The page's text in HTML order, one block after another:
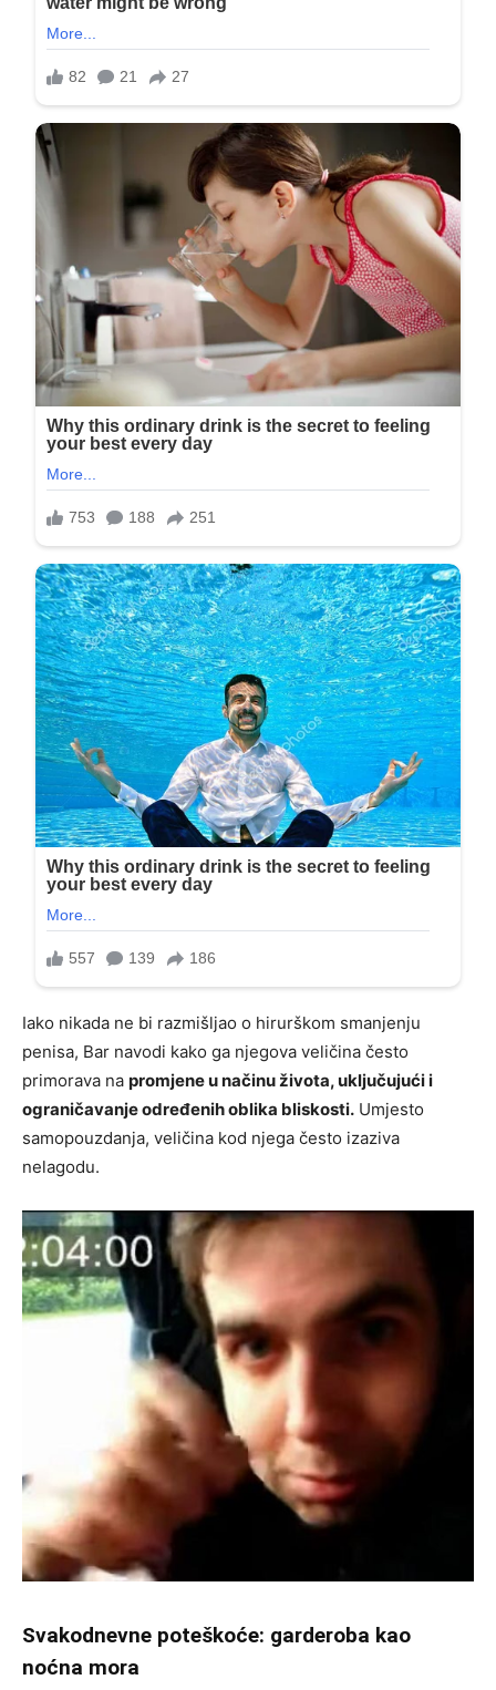
Iako nikada ne bi razmišljao o hirurškom smanjenju
penisa, Bar navodi kako ga njegova veličina često
primorava na promjene u načinu života, uključujući i
ograničavanje određenih oblika bliskosti. Umjesto
samopouzdanja, veličina kod njega često izaziva
nelagodu.
Svakodnevne poteškoće: garderoba kao
noćna mora